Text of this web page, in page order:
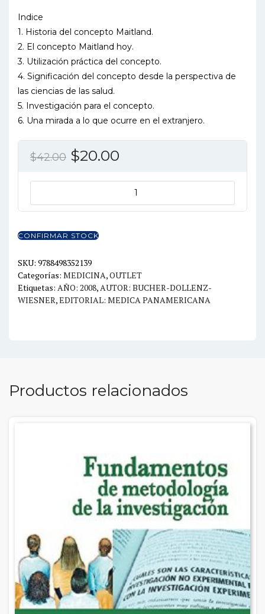
Indice
1. Historia del concepto Maitland.
2. El concepto Maitland hoy.
3. Utilización práctica del concepto.
4. Significación del concepto desde la perspectiva de
las ciencias de las salud.
5. Investigación para el concepto.
6. Una mirada a lo que ocurre en el extranjero.
$42.00 El
era:
$20.00
actual
es:
SU
EN
FISIOTERAPIA
cantidad
CONFIRMAR STOCK
SKU: 9788498352139
Categorías: MEDICINA,OUTLET
Etiquetas: AÑO: 2008, AUTOR: BUCHER-DOLLENZ-
WIESNER,EDITORIAL: MEDICA PANAMERICANA
Productos relacionados